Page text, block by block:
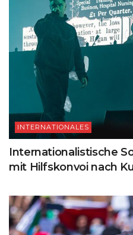
INTERNATIONALES
Internationalistische
mit Hilfskonvoi nach